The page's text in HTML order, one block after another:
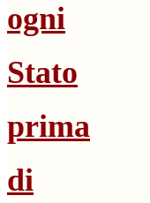
ogni
Stato
prima
di